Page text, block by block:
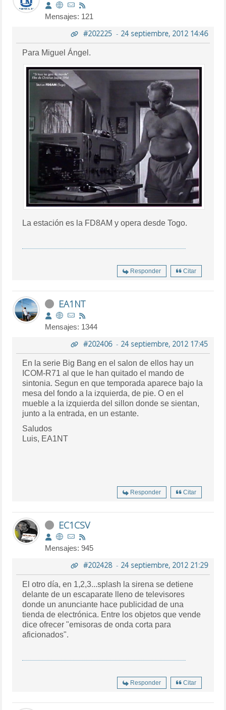
Mensajes: 121
#202225- 24 septiembre, 2012 14:46
Para Miguel Ángel.
La estación es la FD8AM y opera desde Togo.
Responder Citar
EA1NT
Mensajes: 1344
#202406- 24 septiembre, 2012 17:45
En la serie Big Bang en el salon de ellos hay un
ICOM-R71 al que le han quitado el mando de
sintonia. Segun en que temporada aparece bajo la
mesa del fondo a la izquierda, de pie. O en el
mueble a la izquierda del sillon donde se sientan,
junto a la entrada, en un estante.
Saludos
Luis, EA1NT
Responder Citar
EC1CSV
Mensajes: 945
#202428- 24 septiembre, 2012 21:29
El otro día, en 1,2,3...splash la sirena se detiene
delante de un escaparate lleno de televisores
donde un anunciante hace publicidad de una
tienda de electrónica. Entre los objetos que vende
dice ofrecer "emisoras de onda corta para
aficionados".
Responder Citar